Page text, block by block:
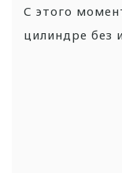
С этого
цилиндре без